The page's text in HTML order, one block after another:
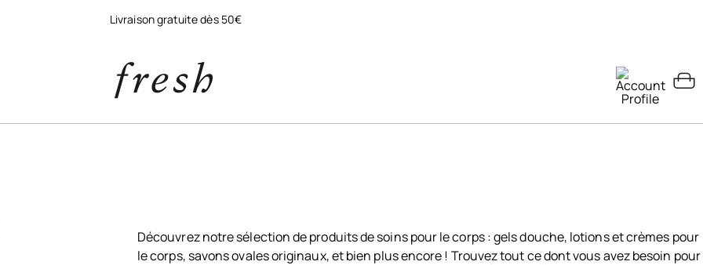
Livraison gratuite dès 50€
Découvrez notre sélection de produits de soins pour le corps : gels douche, lotions et crèmes pour
le corps, savons ovales originaux, et bien plus encore ! Trouvez tout ce dont vous avez besoin pour